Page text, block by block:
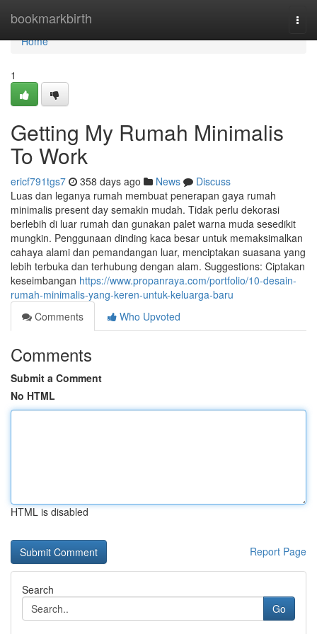
bookmarkbirth
Home
Home
1
Getting My Rumah Minimalis
To Work
ericf791tgs7 358 days ago News
Discuss
Luas dan leganya rumah membuat penerapan gaya rumah
minimalis present day semakin mudah. Tidak perlu dekorasi
berlebih di luar rumah dan gunakan palet warna muda sesedikit
mungkin. Penggunaan dinding kaca besar untuk memaksimalkan
cahaya alami dan pemandangan luar, menciptakan suasana yang
lebih terbuka dan terhubung dengan alam. Suggestions: Ciptakan
keseimbangan https://www.propanraya.com/portfolio/10-desain-
rumah-minimalis-yang-keren-untuk-keluarga-baru
Comments
Who Upvoted
Comments
Submit a Comment
No HTML
HTML is disabled
Report Page
Search
Go